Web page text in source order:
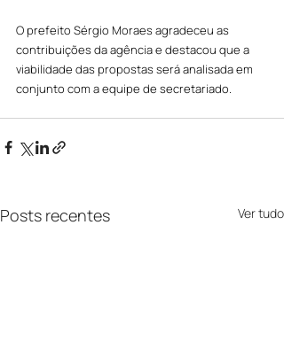
O prefeito Sérgio Moraes agradeceu as
contribuições da agência e destacou que a
viabilidade das propostas será analisada em
conjunto com a equipe de secretariado.
Posts recentes Ver tudo